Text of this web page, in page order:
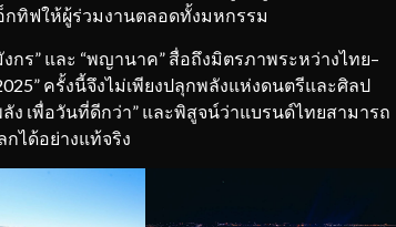
อ็กทิฟให้ผู้ร่วมงานตลอดทั้งมหกรรม
ร” และ “พญานาค” สื่อถึงมิตรภาพระหว่างไทย–
2025” ครั้งนี้จึงไม่เพียงปลุกพลังแห่งดนตรีและศิลป
ง เพื่อวันที่ดีกว่า” และพิสูจน์ว่าแบรนด์ไทยสามารถ
ได้อย่างแท้จริง